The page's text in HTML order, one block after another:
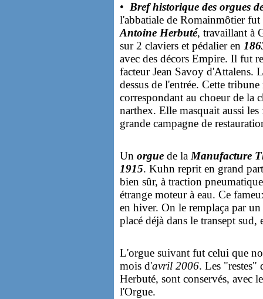
• Bref historique des orgues
l'abbatiale de Romainmôtier
Antoine Herbuté, travaillant à
sur 2 claviers et pédalier en
avec des décors Empire. Il fut
facteur Jean Savoy d'Attalens.
dessus de l'entrée. Cette
correspondant au choeur de la
narthex. Elle masquait aussi
grande campagne de
Un orgue de la Manufacture
1915. Kuhn reprit en grand
bien sûr, à traction
étrange moteur à eau. Ce
en hiver. On le remplaça par
placé déjà dans le transept sud,
L'orgue suivant fut celui que
mois d'avril 2006. Les "restes"
Herbuté, sont conservés, avec
l'Orgue.